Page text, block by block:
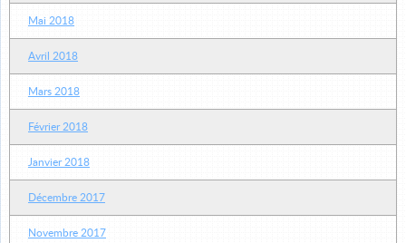
Mai 2018
Avril 2018
Mars 2018
Février 2018
Janvier 2018
Décembre 2017
Novembre 2017